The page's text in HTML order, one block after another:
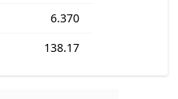
6.370
138.17